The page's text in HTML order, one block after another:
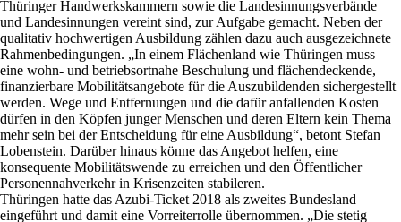
Thüringer Handwerkskammern sowie die Landesinnungsverbände
und Landesinnungen vereint sind, zur Aufgabe gemacht. Neben der
qualitativ hochwertigen Ausbildung zählen dazu auch ausgezeichnete
Rahmenbedingungen. „In einem Flächenland wie Thüringen muss
eine wohn- und betriebsortnahe Beschulung und flächendeckende,
finanzierbare Mobilitätsangebote für die Auszubildenden sichergestellt
werden. Wege und Entfernungen und die dafür anfallenden Kosten
dürfen in den Köpfen junger Menschen und deren Eltern kein Thema
mehr sein bei der Entscheidung für eine Ausbildung“, betont Stefan
Lobenstein. Darüber hinaus könne das Angebot helfen, eine
konsequente Mobilitätswende zu erreichen und den Öffentlicher
Personennahverkehr in Krisenzeiten stabileren.
Thüringen hatte das Azubi-Ticket 2018 als zweites Bundesland
eingeführt und damit eine Vorreiterrolle übernommen. „Die stetig